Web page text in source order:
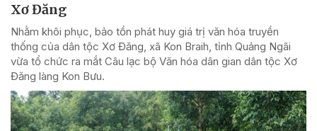
Xơ Đăng
Nhằm khôi phục, bảo tồn phát huy giá trị văn hóa truyền
thống của dân tộc Xơ Đăng, xã Kon Braih, tỉnh Quảng Ngãi
vừa tổ chức ra mắt Câu lạc bộ Văn hóa dân gian dân tộc Xơ
Đăng làng Kon Bưu.